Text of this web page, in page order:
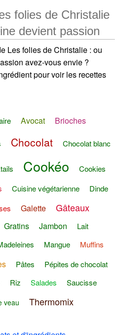
folies de Christalie
devient passion
Les folies de Christalie : ou
avez-vous envie ?
pour voir les recettes
Avocat Brioches
Chocolat Chocolat blanc
Cookéo Cookies
Cuisine végétarienne Dinde
Galette Gâteaux
Gratins Jambon Lait
Mangue Muffins
Pâtes
Pépites de chocolat
Riz Salades
Saucisse
veau Thermomix